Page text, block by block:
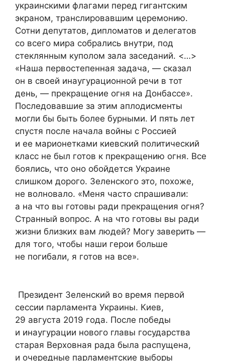
украинскими флагами перед гигантским
экраном, транслировавшим церемонию.
Сотни депутатов, дипломатов и делегатов
со всего мира собрались внутри, под
стеклянным куполом зала заседаний. <…>
«Наша первостепенная задача, — сказал
он в своей инаугурационной речи в тот
день, — прекращение огня на Донбассе».
Последовавшие за этим аплодисменты
могли бы быть более бурными. И пять лет
спустя после начала войны с Россией
и ее марионетками киевский политический
класс не был готов к прекращению огня. Все
боялись, что оно обойдется Украине
слишком дорого. Зеленского это, похоже,
не волновало. «Меня часто спрашивали:
а на что вы готовы ради прекращения огня?
Странный вопрос. А на что готовы вы ради
жизни близких вам людей? Могу заверить —
для того, чтобы наши герои больше
не погибали, я готов на все».
Президент Зеленский во время первой
сессии парламента Украины. Киев,
29 августа 2019 года. После победы
и инаугурации нового главы государства
старая Верховная рада была распущена,
и очередные парламентские выборы